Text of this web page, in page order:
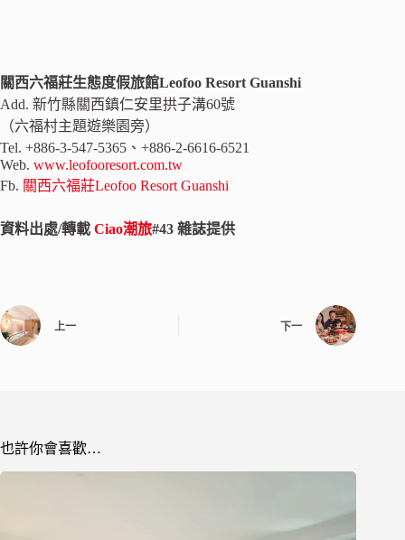
關西六福莊生態度假旅館Leofoo Resort Guanshi
Add. 新竹縣關西鎮仁安里拱子溝60號
（六福村主題遊樂園旁）
Tel. +886-3-547-5365、+886-2-6616-6521
Web. www.leofooresort.com.tw
Fb. 關西六福莊Leofoo Resort Guanshi
資料出處/轉載 Ciao潮旅#43 雜誌提供
上一 下一
也許你會喜歡…